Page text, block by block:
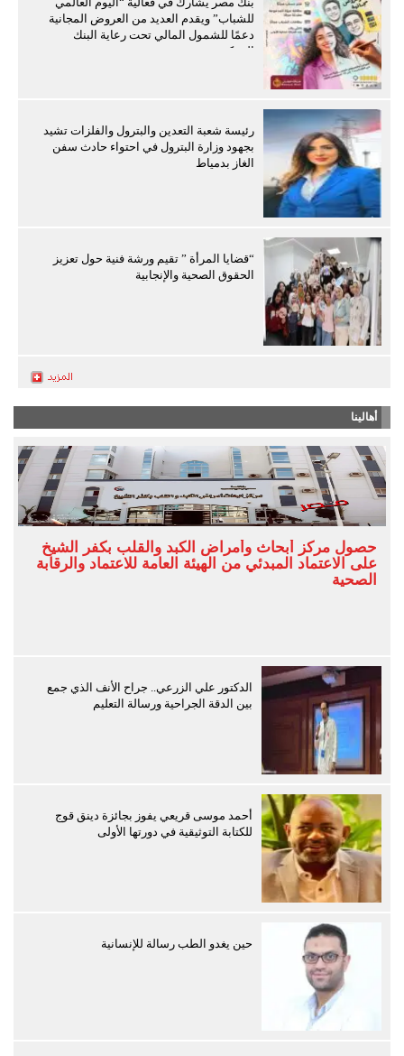
للشباب” ويقدم العديد من العروض المجانية
دعمًا للشمول المالي تحت رعاية البنك
المركزي
رئيسة شعبة التعدين والبترول والفلزات تشيد
بجهود وزارة البترول في احتواء حادث سفن
الغاز بدمياط
“قضايا المرأة ” تقيم ورشة فنية حول تعزيز
الحقوق الصحية والإنجابية
أهالينا
حصول مركز أبحاث وأمراض الكبد والقلب بكفر الشيخ
على الاعتماد المبدئي من الهيئة العامة للاعتماد والرقابة
الصحية
الدكتور علي الزرعي.. جراح الأنف الذي جمع
بين الدقة الجراحية ورسالة التعليم
أحمد موسى قريعي يفوز بجائزة دينق قوج
للكتابة التوثيقية في دورتها الأولى
حين يغدو الطب رسالة للإنسانية